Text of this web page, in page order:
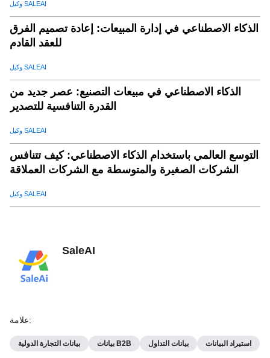
وكيل SALEAI
الذكاء الاصطناعي في إدارة المبيعات: إعادة تصميم الفرق
للعقد القادم
وكيل SALEAI
الذكاء الاصطناعي في مبيعات التصنيع: عصر جديد من
القدرة التنافسية للتصدير
وكيل SALEAI
التوسع العالمي باستخدام الذكاء الاصطناعي: كيف تتنافس
الشركات الصغيرة والمتوسطة مع الشركات العملاقة
وكيل SALEAI
SaleAI
علامة:
بيانات التجارة الدولية بيانات B2B بيانات التداول استيراد البيانات